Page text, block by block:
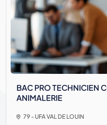
BAC PRO TECHNICIEN
ANIMALERIE
79 - UFA VAL DE LOUIN